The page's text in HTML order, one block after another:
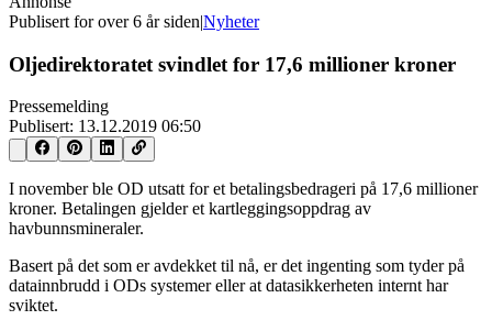
Publisert for over 6 år siden|Nyheter
Oljedirektoratet svindlet for 17,6 millioner kroner
Pressemelding
Publisert: 13.12.2019 06:50
I november ble OD utsatt for et betalingsbedrageri på 17,6 millioner
kroner. Betalingen gjelder et kartleggingsoppdrag av
havbunnsmineraler.
Basert på det som er avdekket til nå, er det ingenting som tyder på
datainnbrudd i ODs systemer eller at datasikkerheten internt har
sviktet.